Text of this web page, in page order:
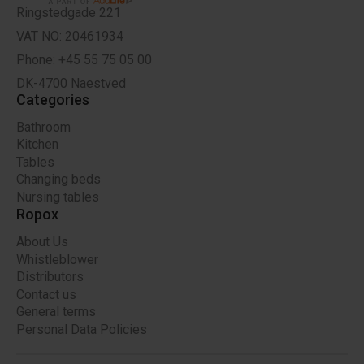
Ringstedgade 221
VAT NO: 20461934
Phone: +45 55 75 05 00
DK-4700 Naestved
Categories
Bathroom
Kitchen
Tables
Changing beds
Nursing tables
Ropox
About Us
Whistleblower
Distributors
Contact us
General terms
Personal Data Policies